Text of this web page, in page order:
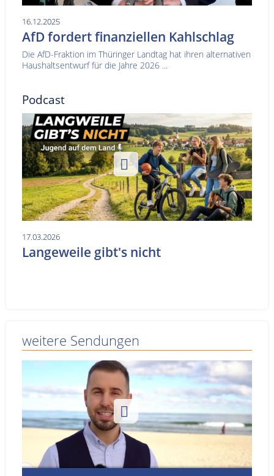
16.12.2025
AfD fordert finanziellen Kahlschlag
Die AfD-Fraktion im Thüringer Landtag hat ihren alternativen
Haushaltsentwurf für die Jahre 2026 ...
Podcast
17.03.2026
Langeweile gibt's nicht
weitere Sendungen